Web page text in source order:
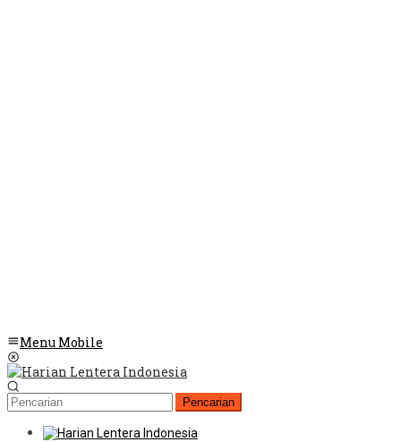
Menu Mobile
Pencarian